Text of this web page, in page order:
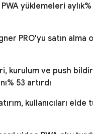
yüklemeleri aylık%
PRO'yu satın alma
kurulum ve push
53 artırdı
kullanıcıları elde